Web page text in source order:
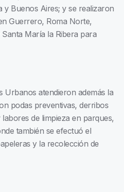
y Buenos Aires; y se realizaron
Guerrero, Roma Norte,
María la Ribera para
Urbanos atendieron además la
podas preventivas, derribos
de limpieza en parques,
también se efectuó el
y la recolección de